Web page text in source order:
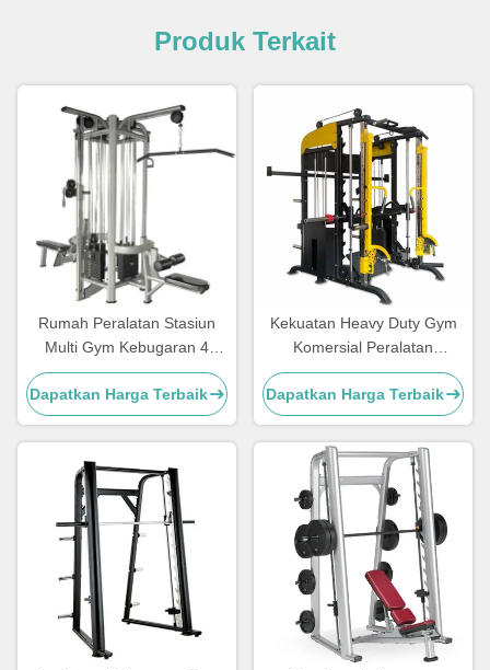
Produk Terkait
Rumah Peralatan Stasiun
Multi Gym Kebugaran 4
Stasiun Peralatan Multi Gym
Dapatkan Harga Terbaik
Kekuatan Heavy Duty Gym
Komersial Peralatan
Kebugaran Mesin Multi
Smith
Dapatkan Harga Terbaik